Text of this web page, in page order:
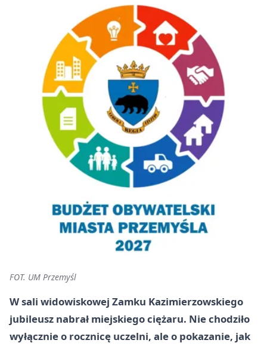
FOT. UM Przemyśl
W sali widowiskowej Zamku Kazimierzowskiego
jubileusz nabrał miejskiego ciężaru. Nie chodziło
wyłącznie o rocznicę uczelni, ale o pokazanie, jak